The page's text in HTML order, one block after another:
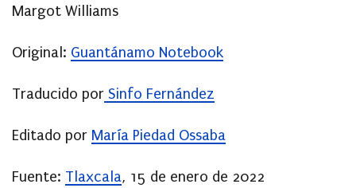
Margot Williams
Original: Guantánamo Notebook
Traducido por Sinfo Fernández
Editado por María Piedad Ossaba
Fuente: Tlaxcala, 15 de enero de 2022